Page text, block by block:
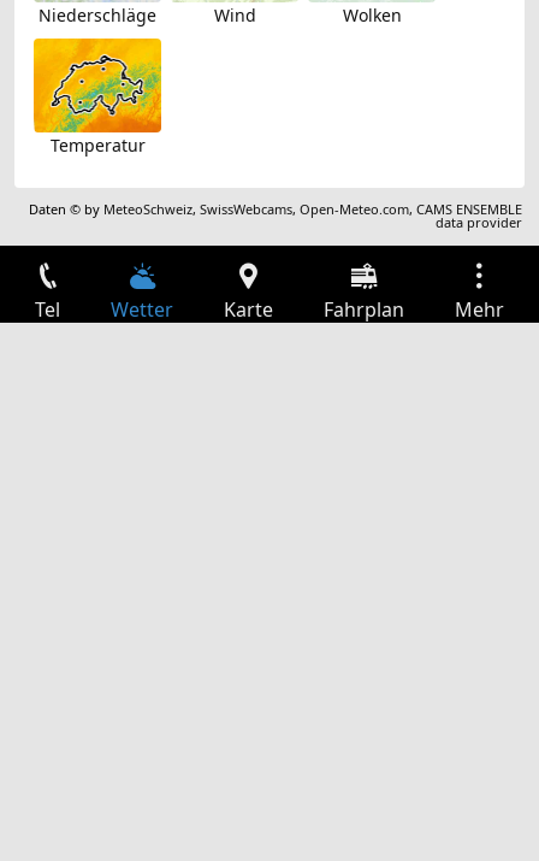
Niederschläge Wind Wolken
Temperatur
Daten © by MeteoSchweiz,SwissWebcams,Open-Meteo.com,CAMS ENSEMBLE
data provider
Tel Wetter Karte Fahrplan Mehr